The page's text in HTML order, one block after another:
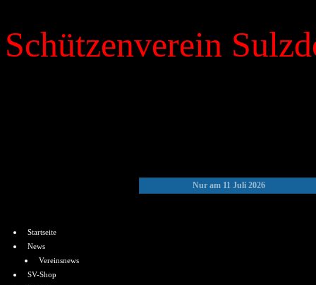
Schützenverein
Startseite
News
Vereinsnews
SV-Shop
Nur am 11 Juli 2026